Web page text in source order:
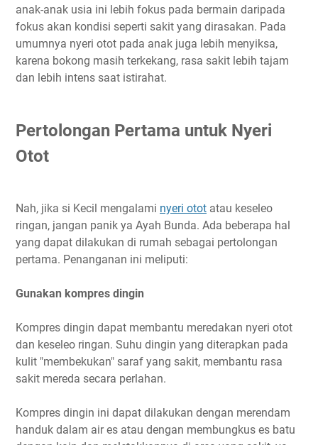
anak-anak usia ini lebih fokus pada bermain daripada
fokus akan kondisi seperti sakit yang dirasakan. Pada
umumnya nyeri otot pada anak juga lebih menyiksa,
karena bokong masih terkekang, rasa sakit lebih tajam
dan lebih intens saat istirahat.
Pertolongan Pertama untuk Nyeri
Otot
Nah, jika si Kecil mengalami nyeri otot atau keseleo
ringan, jangan panik ya Ayah Bunda. Ada beberapa hal
yang dapat dilakukan di rumah sebagai pertolongan
pertama. Penanganan ini meliputi:
Gunakan kompres dingin
Kompres dingin dapat membantu meredakan nyeri otot
dan keseleo ringan. Suhu dingin yang diterapkan pada
kulit "membekukan" saraf yang sakit, membantu rasa
sakit mereda secara perlahan.
Kompres dingin ini dapat dilakukan dengan merendam
handuk dalam air es atau dengan membungkus es batu